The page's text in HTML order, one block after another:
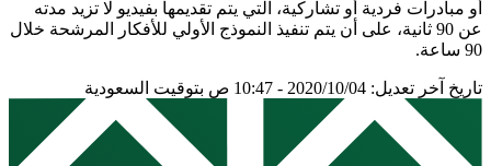
أو مبادرات فردية أو تشاركية، التي يتم تقديمها بفيديو لا تزيد مدته
عن 90 ثانية، على أن يتم تنفيذ النموذج الأولي للأفكار المرشحة خلال
90 ساعة.
تاريخ آخر تعديل: 2020/10/04 - 10:47 ص بتوقيت السعودية